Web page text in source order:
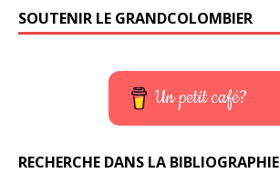
SOUTENIR LE GRANDCOLOMBIER
Un petit café?
RECHERCHE DANS LA BIBLIOGRAPHIE